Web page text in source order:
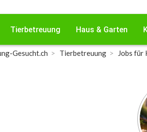
Tierbetreuung Haus & Garten
Gesucht.ch Tierbetreuung Jobs für